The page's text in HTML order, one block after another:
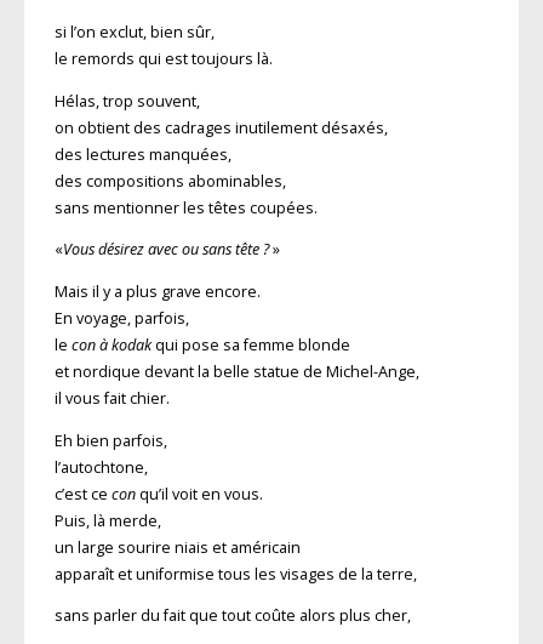
si l’on exclut, bien sûr,
le remords qui est toujours là.
Hélas, trop souvent,
on obtient des cadrages inutilement désaxés,
des lectures manquées,
des compositions abominables,
sans mentionner les têtes coupées.
«Vous désirez avec ou sans tête ?»
Mais il y a plus grave encore.
En voyage, parfois,
le con à kodakqui pose sa femme blonde
et nordique devant la belle statue de Michel-Ange,
il vous fait chier.
Eh bien parfois,
l’autochtone,
c’est ce conqu’il voit en vous.
Puis, là merde,
un large sourire niais et américain
apparaît et uniformise tous les visages de la terre,
sans parler du fait que tout coûte alors plus cher,